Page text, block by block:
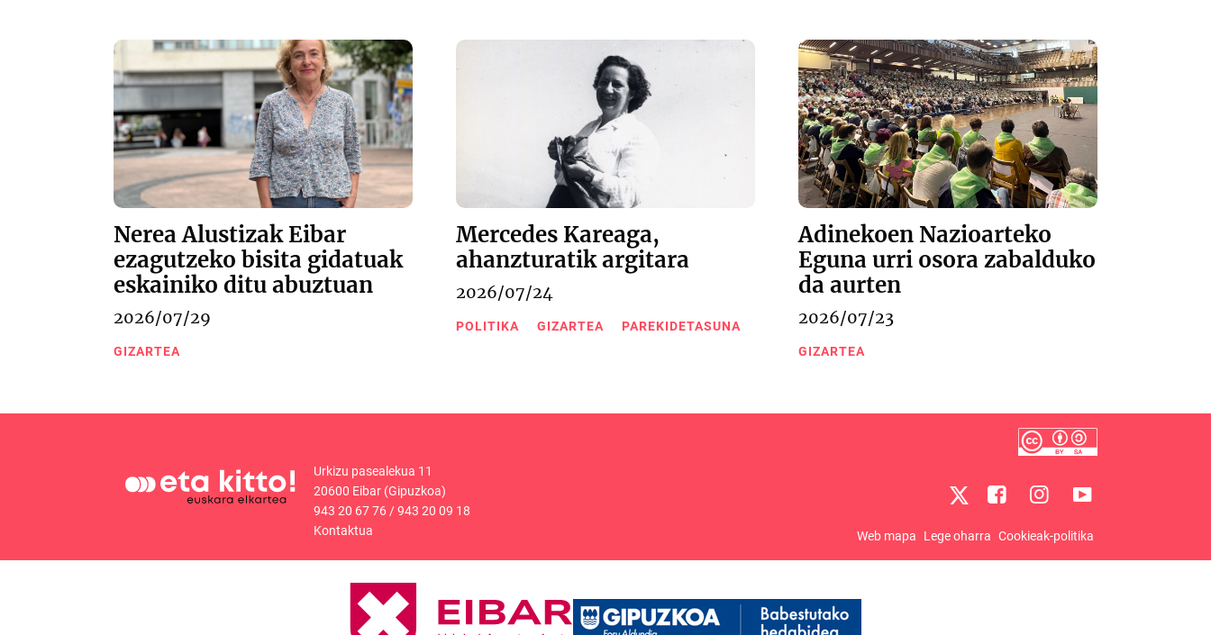
Nerea Alustizak Eibar
ezagutzeko bisita gidatuak
eskainiko ditu abuztuan
2026/07/29
GIZARTEA
Mercedes Kareaga,
ahanzturatik argitara
2026/07/24
POLITIKA GIZARTEA PAREKIDETASUNA
Adinekoen Nazioarteko
Eguna urri osora zabalduko
da aurten
2026/07/23
GIZARTEA
Urkizu pasealekua 11
20600 Eibar (Gipuzkoa)
943 20 67 76/943 20 09 18
Kontaktua
Web mapa Lege oharra Cookieak-politika